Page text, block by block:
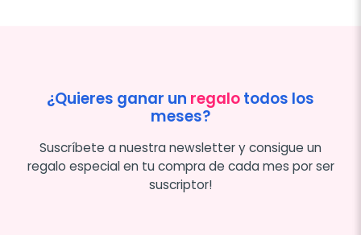
¿Quieres ganar un regalotodos los
meses?
Suscríbete a nuestra newsletter y consigue un
regalo especial en tu compra de cada mes por ser
suscriptor!